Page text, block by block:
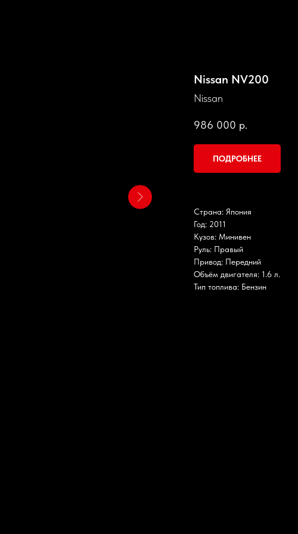
Nissan NV200
Nissan
986 000 р.
ПОДРОБНЕЕ
Страна: Япония
Год: 2011
Кузов: Минивен
Руль: Правый
Привод: Передний
Объём двигателя: 1.6 л.
Тип топлива: Бензин